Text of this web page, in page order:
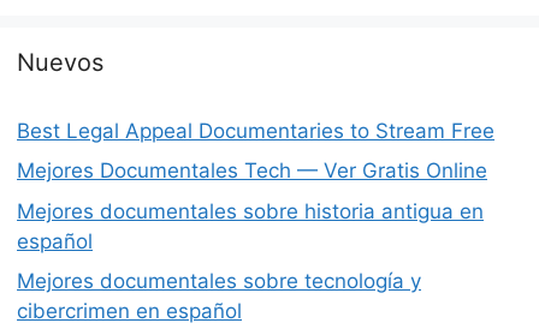
Nuevos
Best Legal Appeal Documentaries to Stream Free
Mejores Documentales Tech — Ver Gratis Online
Mejores documentales sobre historia antigua en
español
Mejores documentales sobre tecnología y
cibercrimen en español